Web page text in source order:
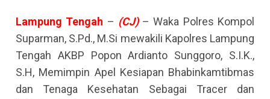
Lampung Tengah – (CJ)– Waka Polres Kompol
Suparman, S.Pd., M.Si mewakili Kapolres Lampung
Tengah AKBP Popon Ardianto Sunggoro, S.I.K.,
S.H, Memimpin Apel Kesiapan Bhabinkamtibmas
dan Tenaga Kesehatan Sebagai Tracer dan